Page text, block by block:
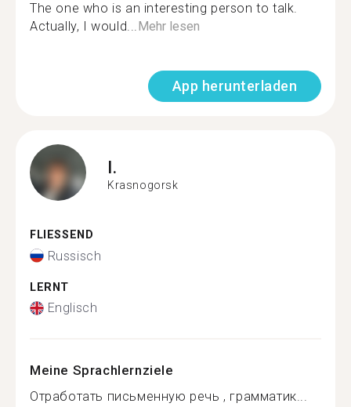
The one who is an interesting person to talk.
Actually, I would...Mehr lesen
App herunterladen
I.
Krasnogorsk
FLIESSEND
Russisch
LERNT
Englisch
Meine Sprachlernziele
Отработать письменную речь , грамматик...